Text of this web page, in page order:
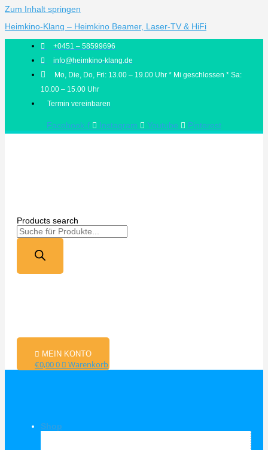
Zum Inhalt springen
Heimkino-Klang – Heimkino Beamer, Laser-TV & HiFi
+0451 – 58599696
info@heimkino-klang.de
Mo, Die, Do, Fri: 13.00 – 19.00 Uhr * Mi geschlossen * Sa:
10.00 – 15.00 Uhr
Termin vereinbaren
Facebook-f Instagram Youtube Pinterest
Products search
MEIN KONTO
€0,000 Warenkorb
Shop